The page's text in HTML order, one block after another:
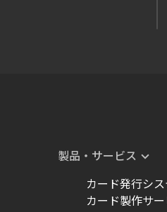
製品・サービス
カード発行シ
カード製作サ